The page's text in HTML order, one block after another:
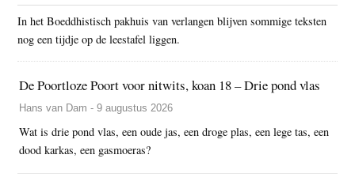
In het Boeddhistisch pakhuis van verlangen blijven sommige teksten
nog een tijdje op de leestafel liggen.
De Poortloze Poort voor nitwits, koan 18 – Drie pond vlas
Hans van Dam - 9 augustus 2026
Wat is drie pond vlas, een oude jas, een droge plas, een lege tas, een
dood karkas, een gasmoeras?